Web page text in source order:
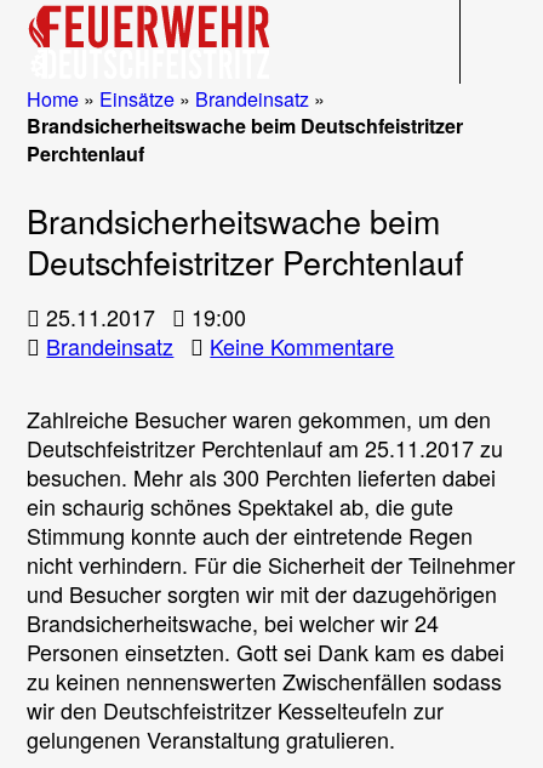
Home » Einsätze » Brandeinsatz »
Brandsicherheitswache beim Deutschfeistritzer
Perchtenlauf
Brandsicherheitswache beim
Deutschfeistritzer Perchtenlauf
25.11.2017
19:00
Brandeinsatz
Keine Kommentarezu
Perchtenlauf
Zahlreiche Besucher waren gekommen, um den
Deutschfeistritzer Perchtenlauf am 25.11.2017 zu
besuchen. Mehr als 300 Perchten lieferten dabei
ein schaurig schönes Spektakel ab, die gute
Stimmung konnte auch der eintretende Regen
nicht verhindern. Für die Sicherheit der Teilnehmer
und Besucher sorgten wir mit der dazugehörigen
Brandsicherheitswache, bei welcher wir 24
Personen einsetzten. Gott sei Dank kam es dabei
zu keinen nennenswerten Zwischenfällen sodass
wir den Deutschfeistritzer Kesselteufeln zur
gelungenen Veranstaltung gratulieren.